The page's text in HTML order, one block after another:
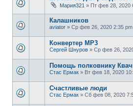
Мария321 » Пт фев 28, 2020
Калашников
aviator » Ср фев 26, 2020 2:35
Конвертер MP3
Сергей Шнуров » Ср фев 26,
Помощь полковнику
Стас Ермак » Вт фев 18, 2020
Счастливые люди
Стас Ермак » Сб фев 08, 2020